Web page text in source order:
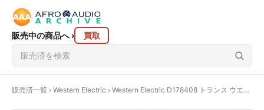
販売中の商品へ› 買取
販売済一覧 › Western Electric › Western Electric D178408 トランス ウエスタンエレクトリック @59281